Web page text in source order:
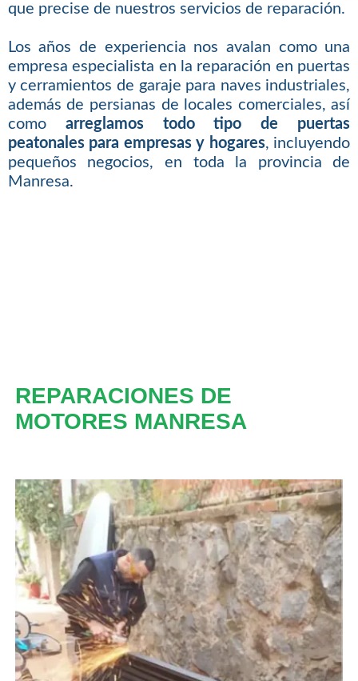
que precise de nuestros servicios de reparación.
Los años de experiencia nos avalan como una
empresa especialista en la reparación en puertas
y cerramientos de garaje para naves industriales,
además de persianas de locales comerciales, así
como arreglamos todo tipo de puertas
peatonales para empresas y hogares, incluyendo
pequeños negocios, en toda la provincia de
Manresa.
REPARACIONES DE
MOTORES MANRESA